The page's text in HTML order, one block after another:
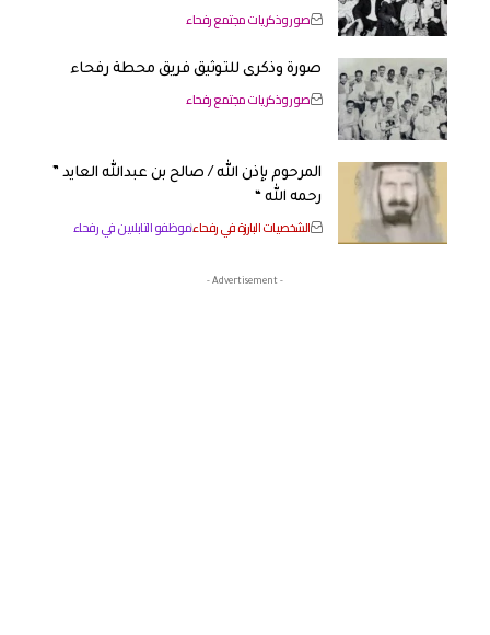
صور وذكريات مجتمع رفحاء
صورة وذكرى للتوثيق فريق محطة رفحاء
صور وذكريات مجتمع رفحاء
المرحوم بإذن الله / صالح بن عبدالله العايد ”
رحمه الله “
الشخصيات البارزة في رفحاءموظفو التابلاين في رفحاء
- Advertisement -